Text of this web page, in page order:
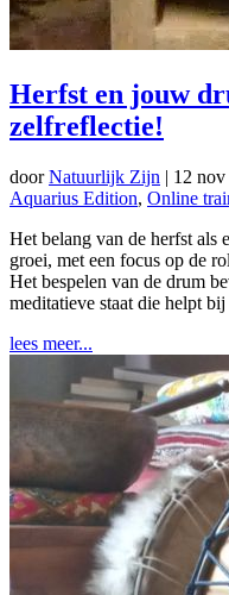
Herfst en jouw
zelfreflectie!
doorNatuurlijk Zijn | 12
Aquarius Edition, Online
Het belang van de herfst als
groei, met een focus op de
Het bespelen van de drum
meditatieve staat die helpt
lees meer...